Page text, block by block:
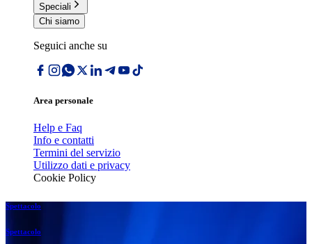
Speciali
Chi siamo
Seguici anche su
Area personale
Help e Faq
Info e contatti
Termini del servizio
Utilizzo dati e privacy
Cookie Policy
Spettacolo
Spettacolo